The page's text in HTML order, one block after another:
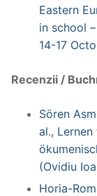
Eastern
in school
14-17
Recenzii /
Sören
al.,
(Ovidiu
Horia-